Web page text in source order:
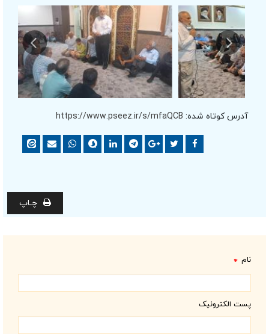
آدرس کوتاه شده: https://www.pseez.ir/s/mfaQCB
چـاپ
نام *
پست الکترونیک